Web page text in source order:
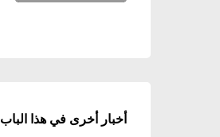
أخبار أخرى في هذا الباب